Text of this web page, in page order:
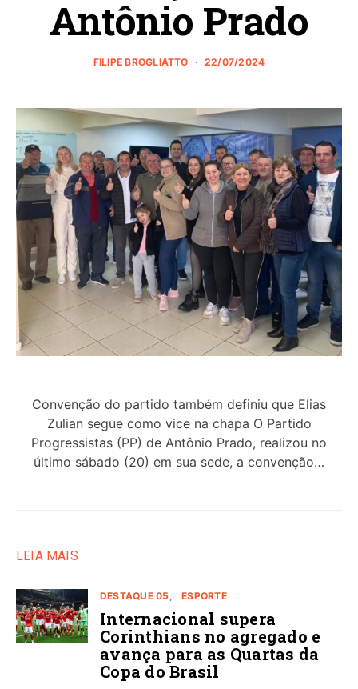
Antônio Prado
FILIPE BROGLIATTO 22/07/2024
Convenção do partido também definiu que Elias
Zulian segue como vice na chapa O Partido
Progressistas (PP) de Antônio Prado, realizou no
último sábado (20) em sua sede, a convenção…
LEIA MAIS
DESTAQUE 05 ESPORTE
Internacional supera
Corinthians no agregado e
avança para as Quartas da
Copa do Brasil